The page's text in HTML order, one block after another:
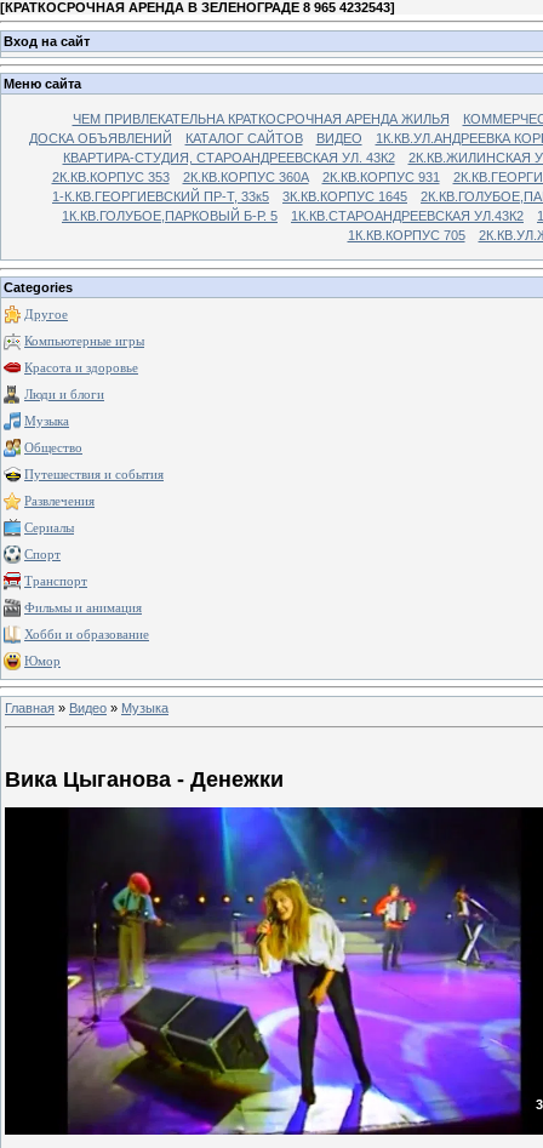
[КРАТКОСРОЧНАЯ АРЕНДА В ЗЕЛЕНОГРАДЕ 8 965 4232543]
Вход на сайт
Меню сайта
ЧЕМ ПРИВЛЕКАТЕЛЬНА КРАТКОСРОЧНАЯ АРЕНДА ЖИЛЬЯ
ДОСКА ОБЪЯВЛЕНИЙ
КАТАЛОГ САЙТОВ ВИДЕО
1К.КВ.УЛ.АНДРЕЕВКА
КВАРТИРА-СТУДИЯ, СТАРОАНДРЕЕВСКАЯ УЛ. 43К2
2К.КВ.ЖИЛИНСКАЯ
2К.КВ.КОРПУС 353
2К.КВ.КОРПУС 360А 2К.КВ.КОРПУС 931
1-К.КВ.ГЕОРГИЕВСКИЙ ПР-Т, 33к5
3К.КВ.КОРПУС 1645
1К.КВ.ГОЛУБОЕ,ПАРКОВЫЙ Б-Р. 5
1К.КВ.СТАРОАНДРЕЕВСКАЯ УЛ.43К2
1К.КВ.КОРПУС 705
Categories
Другое
Компьютерные игры
Красота и здоровье
Люди и блоги
Музыка
Общество
Путешествия и события
Развлечения
Сериалы
Спорт
Транспорт
Фильмы и анимация
Хобби и образование
Юмор
Главная » Видео » Музыка
Вика Цыганова - Денежки